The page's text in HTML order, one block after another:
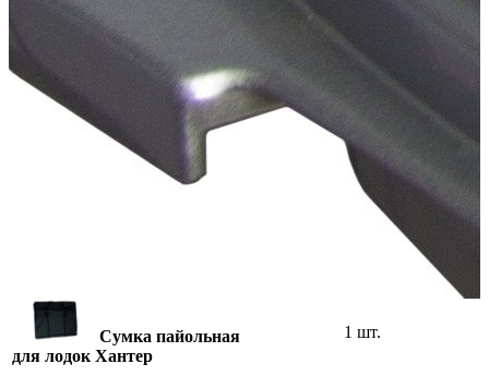
Переходник под
воздушный клапан лодок
Хантер
1 шт.
Универсальная
ножная помпа, объем 5 л
2 шт.
Сумка пайольная
для лодок Хантер
1 шт.